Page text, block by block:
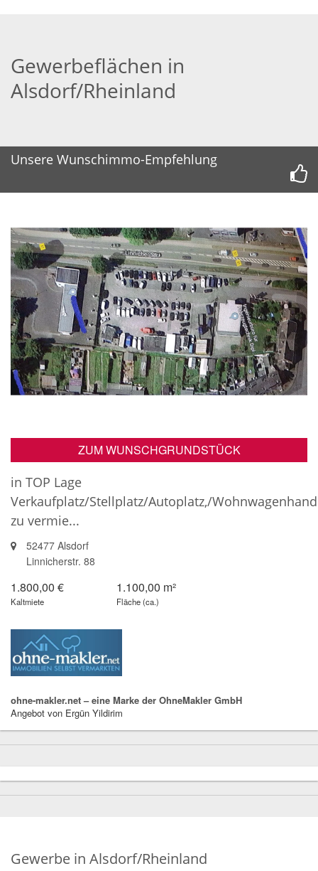
Gewerbeflächen in
Alsdorf/Rheinland
Unsere Wunschimmo-Empfehlung
ZUM WUNSCHGRUNDSTÜCK
in TOP Lage
Verkaufplatz/Stellplatz/Autoplatz,/
zu vermie...
52477 Alsdorf
Linnicherstr. 88
1.800,00 €
Kaltmiete
1.100,00 m²
Fläche (ca.)
ohne-makler.net – eine Marke der OhneMakler GmbH
Angebot von Ergün Yildirim
Gewerbe in Alsdorf/Rheinland